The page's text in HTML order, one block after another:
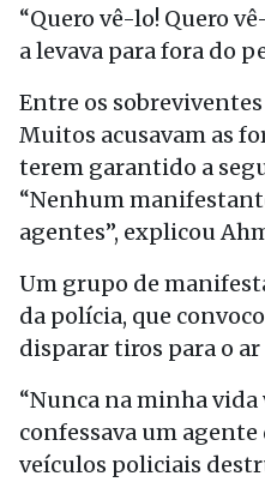
“Quero vê-lo! Quero
a levava para fora do
Entre os
Muitos acusavam as
terem garantido a
“Nenhum
agentes”, explicou
Um grupo de
da polícia, que
disparar tiros para o
“Nunca na minha vida
confessava um
veículos policiais